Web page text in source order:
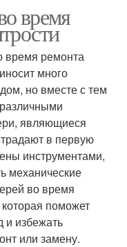
время
время ремонта
много
но вместе с тем
являющиеся
в первую
инструментами,
механические
во время
поможет
и избежать
или замену.